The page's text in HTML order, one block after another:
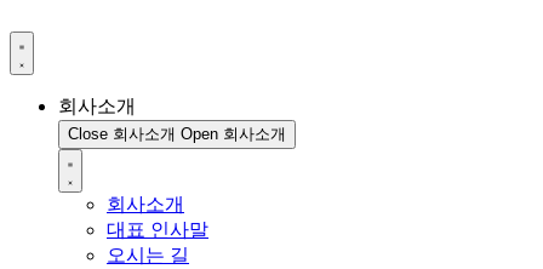
회사소개
Close 회사소개 Open 회사소개
회사소개
대표 인사말
오시는 길